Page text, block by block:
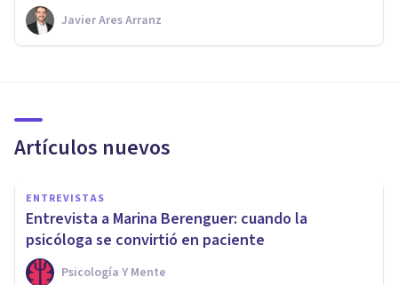
Javier Ares Arranz
Artículos nuevos
ENTREVISTAS
Entrevista a Marina Berenguer: cuando la
psicóloga se convirtió en paciente
Psicología Y Mente